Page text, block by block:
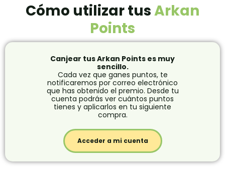
Cómo utilizar tusArkan
Points
Canjear tus Arkan Points es muy
sencillo.
Cada vez que ganes puntos, te
notificaremos por correo electrónico
que has obtenido el premio. Desde tu
cuenta podrás ver cuántos puntos
tienes y aplicarlos en tu siguiente
compra.
Acceder a mi cuenta